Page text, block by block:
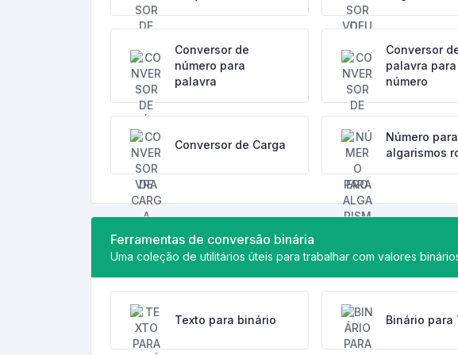
Conversor de
número para
palavra
Conversor
palavra para
número
Conversor de Carga
Número para
algarismos
Ferramentas de conversão binária
Uma coleção de utilitários úteis para trabalhar com valores
Texto para binário Binário para